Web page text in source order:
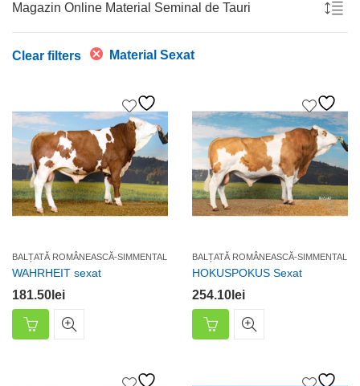
Magazin Online Material Seminal de Tauri
Clear filters Material Sexat
BALȚATĂ ROMÂNEASCĂ-SIMMENTAL
WAHRHEIT sexat
181.50 lei
BALȚATĂ ROMÂNEASCĂ-SIMMENTAL
HOKUSPOKUS Sexat
254.10 lei